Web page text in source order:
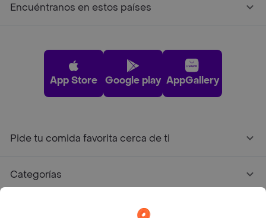
Encuéntranos en estos países
App Store Google play AppGallery
Pide tu comida favorita cerca de ti
Categorías